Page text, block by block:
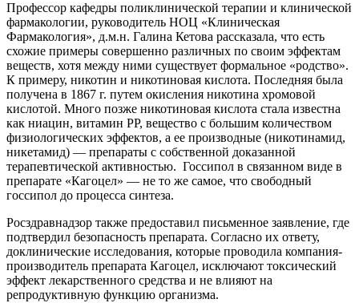
Профессор кафедры поликлинической терапии и клинической
фармакологии, руководитель НОЦ «Клиническая
Фармакология», д.м.н. Галина Кетова рассказала, что есть
схожие примеры совершенно различных по своим эффектам
веществ, хотя между ними существует формальное «родство».
К примеру, никотин и никотиновая кислота. Последняя была
получена в 1867 г. путем окисления никотина хромовой
кислотой. Много позже никотиновая кислота стала известна
как ниацин, витамин РР, вещество с большим количеством
физиологических эффектов, а ее производные (никотинамид,
никетамид) — препараты с собственной доказанной
терапевтической активностью. Госсипол в связанном виде в
препарате «Кагоцел» — не то же самое, что свободный
госсипол до процесса синтеза.
Росздравнадзор также предоставил письменное заявление, где
подтвердил безопасность препарата. Согласно их ответу,
доклинические исследования, которые проводила компания-
производитель препарата Кагоцел, исключают токсический
эффект лекарственного средства и не влияют на
репродуктивную функцию организма.